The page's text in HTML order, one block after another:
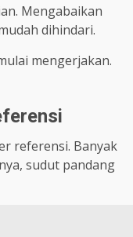
Mengabaikan
dihindari.
mengerjakan.
referensi. Banyak
sudut pandang